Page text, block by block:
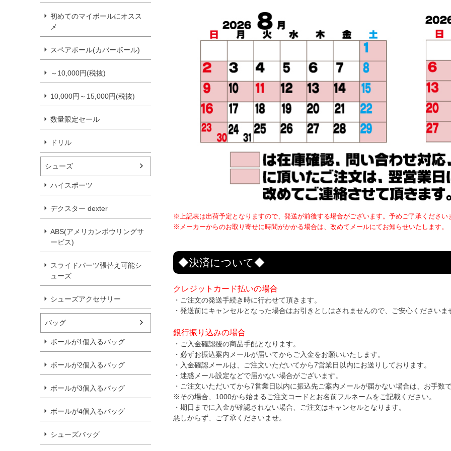
初めてのマイボールにオスス
メ
スペアボール(カバーボール)
～10,000円(税抜)
10,000円～15,000円(税抜)
数量限定セール
ドリル
シューズ
ハイスポーツ
デクスター dexter
ABS(アメリカンボウリングサ
ービス)
スライドパーツ張替え可能シ
ューズ
シューズアクセサリー
バッグ
ボールが1個入るバッグ
ボールが2個入るバッグ
ボールが3個入るバッグ
ボールが4個入るバッグ
シューズバッグ
※上記表は出荷予定となりますので、発送が前後する場合がございます。予めご了承ください
※メーカーからのお取り寄せに時間がかかる場合は、改めてメールにてお知らせいたします。
◆決済について◆
クレジットカード払いの場合
・ご注文の発送手続き時に行わせて頂きます。
・発送前にキャンセルとなった場合はお引きとしはされませんので、ご安心くださいま
銀行振り込みの場合
・ご入金確認後の商品手配となります。
・必ずお振込案内メールが届いてからご入金をお願いいたします。
・入金確認メールは、ご注文いただいてから7営業日以内にお送りしております。
・迷惑メール設定などで届かない場合がございます。
・ご注文いただいてから7営業日以内に振込先ご案内メールが届かない場合は、お手
※その場合、1000から始まるご注文コードとお名前フルネームをご記載ください。
・期日までに入金が確認されない場合、ご注文はキャンセルとなります。
悪しからず、ご了承くださいませ。